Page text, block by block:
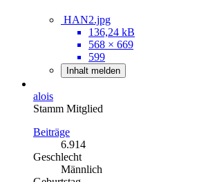
HAN2.jpg
136,24 kB
568 × 669
599
Inhalt melden
alois
Stamm Mitglied
Beiträge
6.914
Geschlecht
Männlich